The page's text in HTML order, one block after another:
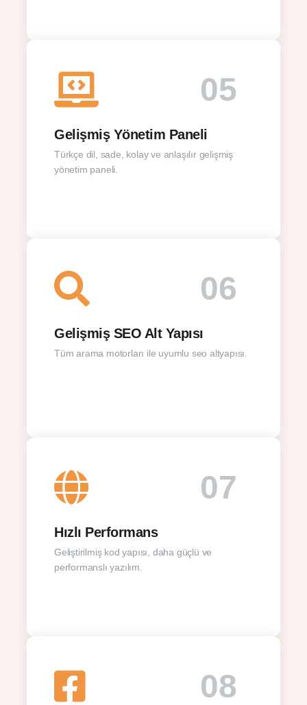
05
Gelişmiş Yönetim Paneli
Türkçe dil, sade, kolay ve anlaşılır gelişmiş
yönetim paneli.
06
Gelişmiş SEO Alt Yapısı
Tüm arama motorları ile uyumlu seo altyapısı.
07
Hızlı Performans
Geliştirilmiş kod yapısı, daha güçlü ve
performanslı yazılım.
08